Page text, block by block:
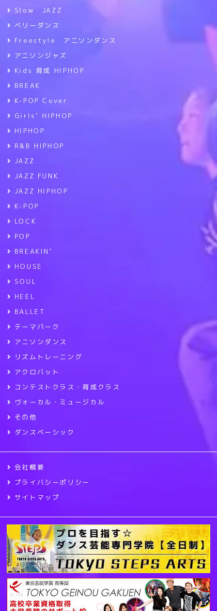
Slow JAZZ
ベリーダンス
Freestyle アニソンダンス
アニソンジャズ
Kids 育成 HIPHOP
BREAK
K-POP Cover
Girls’ HIPHOP
HIPHOP
R&B HIPHOP
JAZZ
JAZZ FUNK
JAZZ HIPHOP
K-POP
LOCK
POP
BREAKIN’
HOUSE
SOUL
HEEL
BALLET
テーマパーク
アニソンダンス
リズムトレーニング
アクロバット
コンテストクラス・育成クラス
ヴォーカル・ミュージカル
その他
ダンスベーシック
会社概要
プライバシーポリシー
サイトマップ